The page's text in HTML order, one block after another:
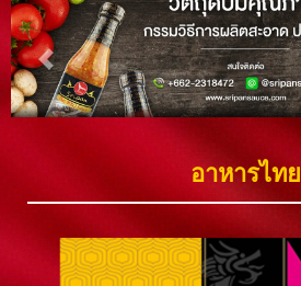
อาหารไทย